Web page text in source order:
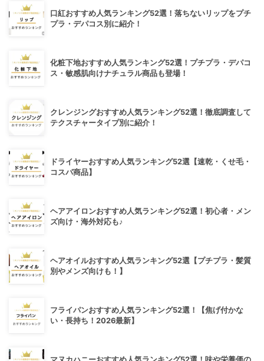
口紅おすすめ人気ランキング52選！落ちないリップをプチ
プラ・デパコス別に紹介！
化粧下地おすすめ人気ランキング52選！プチプラ・デパコ
ス・敏感肌向けナチュラル商品も登場！
クレンジングおすすめ人気ランキング52選！徹底調査して
テクスチャータイプ別に紹介！
ドライヤーおすすめ人気ランキング52選【速乾・くせ毛・
コスパ商品】
ヘアアイロンおすすめ人気ランキング52選！初心者・メン
ズ向け・海外対応も♪
ヘアオイルおすすめ人気ランキング52選【プチプラ・髪質
別やメンズ向けも！】
フライパンおすすめ人気ランキング52選！【焦げ付かな
い・長持ち！2026最新】